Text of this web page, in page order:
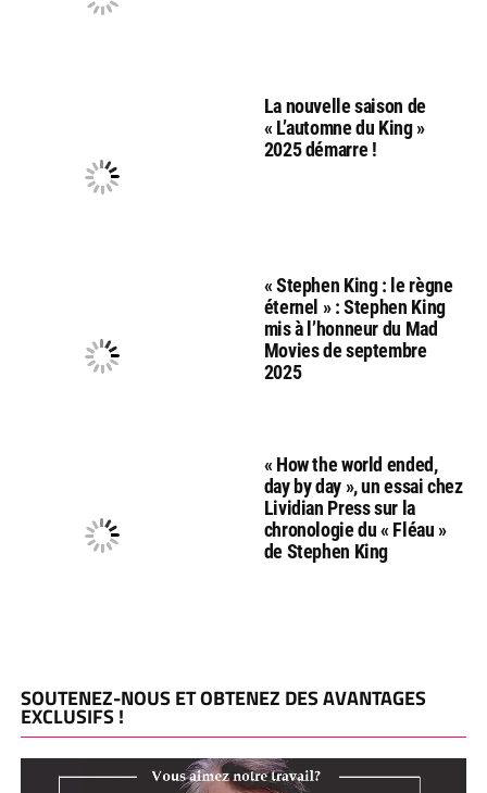
La nouvelle saison de
« L’automne du King »
2025 démarre !
« Stephen King : le règne
éternel » : Stephen King
mis à l’honneur du Mad
Movies de septembre
2025
« How the world ended,
day by day », un essai chez
Lividian Press sur la
chronologie du « Fléau »
de Stephen King
SOUTENEZ-NOUS ET OBTENEZ DES AVANTAGES
EXCLUSIFS !